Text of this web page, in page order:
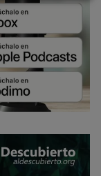
cookies